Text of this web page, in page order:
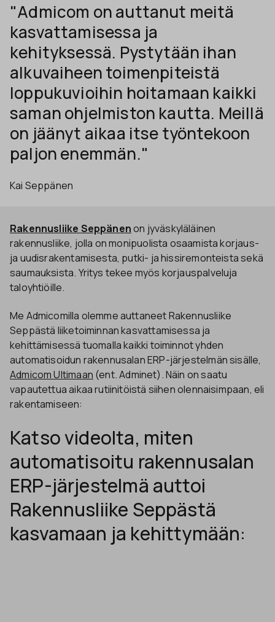
"Admicom on auttanut meitä
kasvattamisessa ja
kehityksessä. Pystytään ihan
alkuvaiheen toimenpiteistä
loppukuvioihin hoitamaan kaikki
saman ohjelmiston kautta. Meillä
on jäänyt aikaa itse työntekoon
paljon enemmän."
Kai Seppänen
Rakennusliike Seppänenon jyväskyläläinen
rakennusliike, jolla on monipuolista osaamista korjaus-
ja uudisrakentamisesta, putki- ja hissiremonteista sekä
saumauksista. Yritys tekee myös korjauspalveluja
taloyhtiöille.
Me Admicomilla olemme auttaneet Rakennusliike
Seppästä liiketoiminnan kasvattamisessa ja
kehittämisessä tuomalla kaikki toiminnot yhden
automatisoidun rakennusalan ERP-järjestelmän sisälle,
Admicom Ultimaan (ent. Adminet). Näin on saatu
vapautettua aikaa rutiinitöistä siihen olennaisimpaan, eli
rakentamiseen:
Katso videolta, miten
automatisoitu rakennusalan
ERP-järjestelmä auttoi
Rakennusliike Seppästä
kasvamaan ja kehittymään: